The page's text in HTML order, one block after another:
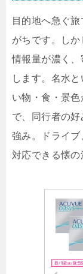
目的地へ急ぐ
がちです。しか
情報量が濃く、
します。名水
い物・食・景
で、同行者の
強み。ドライ
対応できる懐の